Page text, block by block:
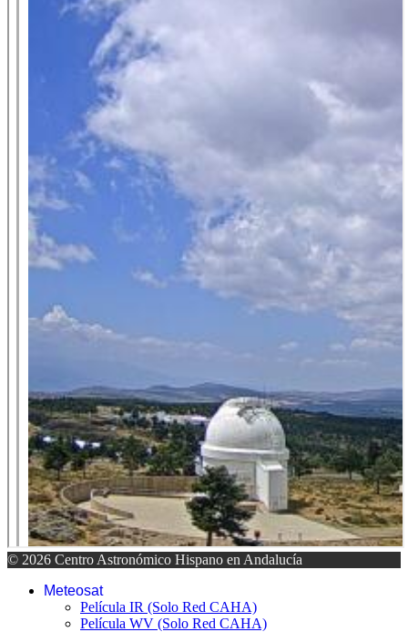
© 2026 Centro Astronómico Hispano en Andalucía
Meteosat
Película IR (Solo Red CAHA)
Película WV (Solo Red CAHA)